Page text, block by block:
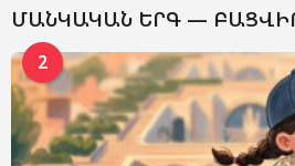
ՄԱՆԿԱԿԱՆ ԵՐԳ —
2